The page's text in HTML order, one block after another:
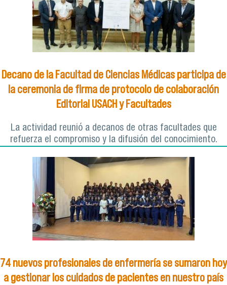
Decano de la Facultad de Ciencias Médicas participa de
la ceremonia de firma de protocolo de colaboración
Editorial USACH y Facultades
La actividad reunió a decanos de otras facultades que
refuerza el compromiso y la difusión del conocimiento.
74 nuevos profesionales de enfermería se sumaron hoy
a gestionar los cuidados de pacientes en nuestro país